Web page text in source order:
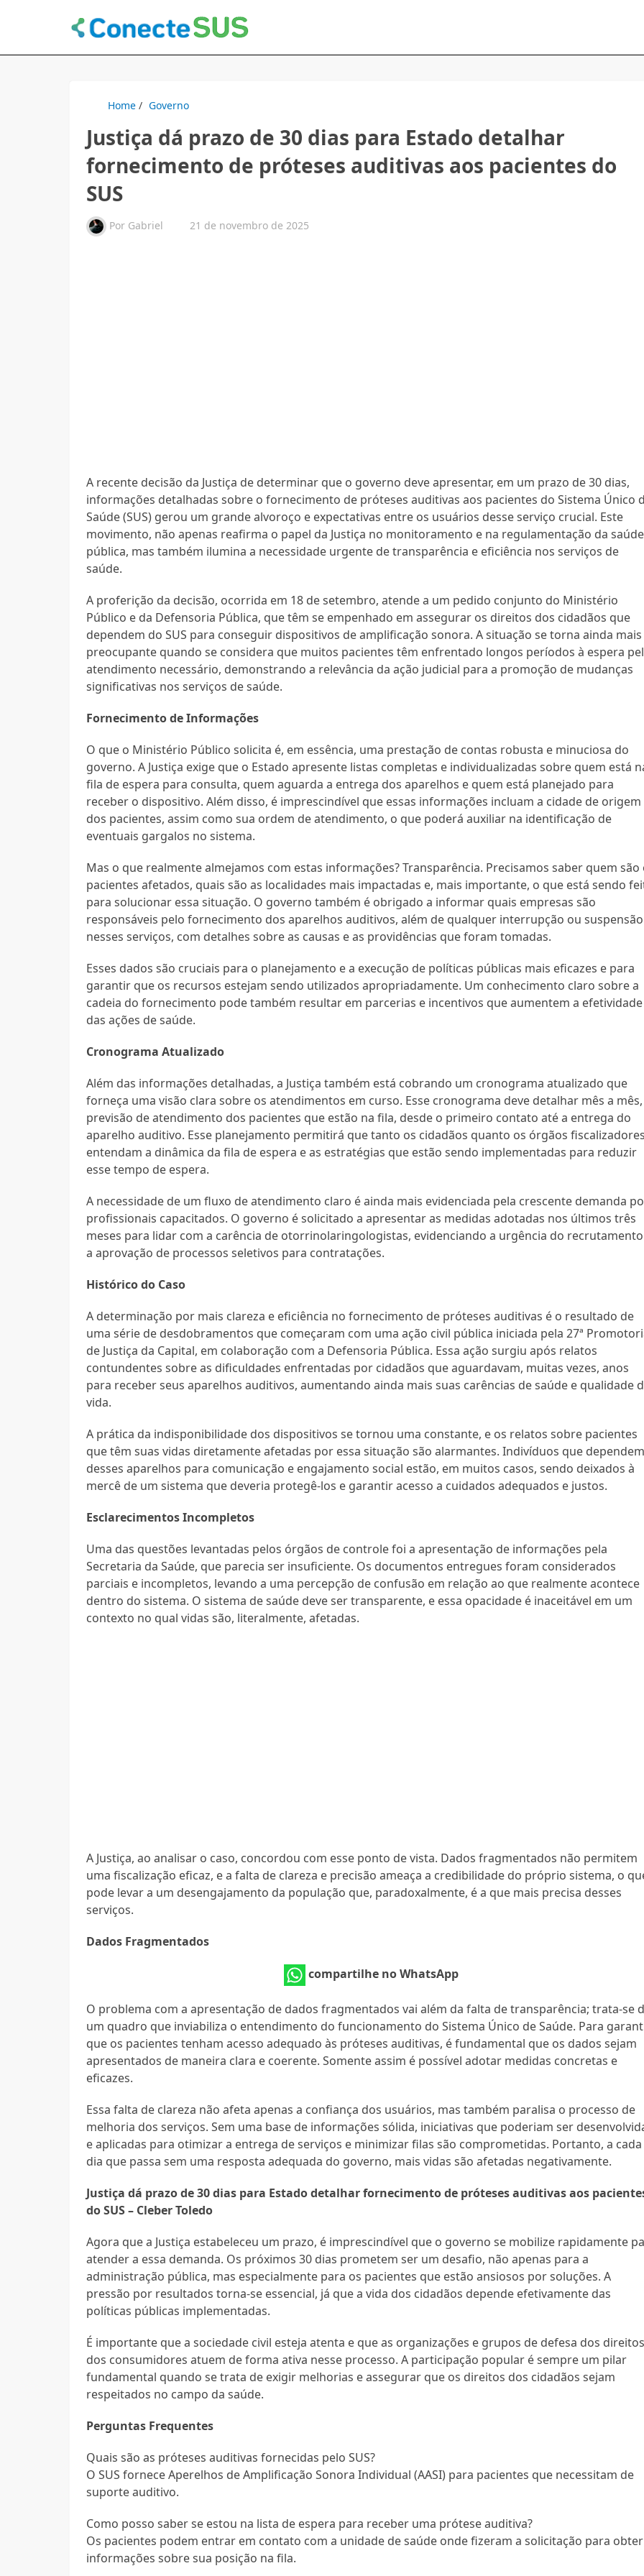
Home / Governo
Justiça dá prazo de 30 dias para Estado detalhar
fornecimento de próteses auditivas aos pacientes do
SUS
Por Gabriel 21 de novembro de 2025
A recente decisão da Justiça de determinar que o governo deve apresentar, em um prazo de 30 dias,
informações detalhadas sobre o fornecimento de próteses auditivas aos pacientes do Sistema Único
Saúde (SUS) gerou um grande alvoroço e expectativas entre os usuários desse serviço crucial. Este
movimento, não apenas reafirma o papel da Justiça no monitoramento e na regulamentação da saúde
pública, mas também ilumina a necessidade urgente de transparência e eficiência nos serviços de
saúde.
A proferição da decisão, ocorrida em 18 de setembro, atende a um pedido conjunto do Ministério
Público e da Defensoria Pública, que têm se empenhado em assegurar os direitos dos cidadãos que
dependem do SUS para conseguir dispositivos de amplificação sonora. A situação se torna ainda mais
preocupante quando se considera que muitos pacientes têm enfrentado longos períodos à espera
atendimento necessário, demonstrando a relevância da ação judicial para a promoção de mudanças
significativas nos serviços de saúde.
Fornecimento de Informações
O que o Ministério Público solicita é, em essência, uma prestação de contas robusta e minuciosa do
governo. A Justiça exige que o Estado apresente listas completas e individualizadas sobre quem está
fila de espera para consulta, quem aguarda a entrega dos aparelhos e quem está planejado para
receber o dispositivo. Além disso, é imprescindível que essas informações incluam a cidade de origem
dos pacientes, assim como sua ordem de atendimento, o que poderá auxiliar na identificação de
eventuais gargalos no sistema.
Mas o que realmente almejamos com estas informações? Transparência. Precisamos saber quem são
pacientes afetados, quais são as localidades mais impactadas e, mais importante, o que está sendo
para solucionar essa situação. O governo também é obrigado a informar quais empresas são
responsáveis pelo fornecimento dos aparelhos auditivos, além de qualquer interrupção ou suspensão
nesses serviços, com detalhes sobre as causas e as providências que foram tomadas.
Esses dados são cruciais para o planejamento e a execução de políticas públicas mais eficazes e para
garantir que os recursos estejam sendo utilizados apropriadamente. Um conhecimento claro sobre a
cadeia do fornecimento pode também resultar em parcerias e incentivos que aumentem a efetividade
das ações de saúde.
Cronograma Atualizado
Além das informações detalhadas, a Justiça também está cobrando um cronograma atualizado que
forneça uma visão clara sobre os atendimentos em curso. Esse cronograma deve detalhar mês a
previsão de atendimento dos pacientes que estão na fila, desde o primeiro contato até a entrega do
aparelho auditivo. Esse planejamento permitirá que tanto os cidadãos quanto os órgãos
entendam a dinâmica da fila de espera e as estratégias que estão sendo implementadas para reduzir
esse tempo de espera.
A necessidade de um fluxo de atendimento claro é ainda mais evidenciada pela crescente demanda
profissionais capacitados. O governo é solicitado a apresentar as medidas adotadas nos últimos três
meses para lidar com a carência de otorrinolaringologistas, evidenciando a urgência do
a aprovação de processos seletivos para contratações.
Histórico do Caso
A determinação por mais clareza e eficiência no fornecimento de próteses auditivas é o resultado de
uma série de desdobramentos que começaram com uma ação civil pública iniciada pela 27ª
de Justiça da Capital, em colaboração com a Defensoria Pública. Essa ação surgiu após relatos
contundentes sobre as dificuldades enfrentadas por cidadãos que aguardavam, muitas vezes, anos
para receber seus aparelhos auditivos, aumentando ainda mais suas carências de saúde e qualidade
vida.
A prática da indisponibilidade dos dispositivos se tornou uma constante, e os relatos sobre pacientes
que têm suas vidas diretamente afetadas por essa situação são alarmantes. Indivíduos que
desses aparelhos para comunicação e engajamento social estão, em muitos casos, sendo deixados à
mercê de um sistema que deveria protegê-los e garantir acesso a cuidados adequados e justos.
Esclarecimentos Incompletos
Uma das questões levantadas pelos órgãos de controle foi a apresentação de informações pela
Secretaria da Saúde, que parecia ser insuficiente. Os documentos entregues foram considerados
parciais e incompletos, levando a uma percepção de confusão em relação ao que realmente acontece
dentro do sistema. O sistema de saúde deve ser transparente, e essa opacidade é inaceitável em um
contexto no qual vidas são, literalmente, afetadas.
A Justiça, ao analisar o caso, concordou com esse ponto de vista. Dados fragmentados não permitem
uma fiscalização eficaz, e a falta de clareza e precisão ameaça a credibilidade do próprio sistema, o
pode levar a um desengajamento da população que, paradoxalmente, é a que mais precisa desses
serviços.
Dados Fragmentados
compartilhe no WhatsApp
O problema com a apresentação de dados fragmentados vai além da falta de transparência; trata-se
um quadro que inviabiliza o entendimento do funcionamento do Sistema Único de Saúde. Para
que os pacientes tenham acesso adequado às próteses auditivas, é fundamental que os dados sejam
apresentados de maneira clara e coerente. Somente assim é possível adotar medidas concretas e
eficazes.
Essa falta de clareza não afeta apenas a confiança dos usuários, mas também paralisa o processo de
melhoria dos serviços. Sem uma base de informações sólida, iniciativas que poderiam ser
e aplicadas para otimizar a entrega de serviços e minimizar filas são comprometidas. Portanto, a cada
dia que passa sem uma resposta adequada do governo, mais vidas são afetadas negativamente.
Justiça dá prazo de 30 dias para Estado detalhar fornecimento de próteses auditivas aos
do SUS – Cleber Toledo
Agora que a Justiça estabeleceu um prazo, é imprescindível que o governo se mobilize rapidamente
atender a essa demanda. Os próximos 30 dias prometem ser um desafio, não apenas para a
administração pública, mas especialmente para os pacientes que estão ansiosos por soluções. A
pressão por resultados torna-se essencial, já que a vida dos cidadãos depende efetivamente das
políticas públicas implementadas.
É importante que a sociedade civil esteja atenta e que as organizações e grupos de defesa dos
dos consumidores atuem de forma ativa nesse processo. A participação popular é sempre um pilar
fundamental quando se trata de exigir melhorias e assegurar que os direitos dos cidadãos sejam
respeitados no campo da saúde.
Perguntas Frequentes
Quais são as próteses auditivas fornecidas pelo SUS?
O SUS fornece Aperelhos de Amplificação Sonora Individual (AASI) para pacientes que necessitam de
suporte auditivo.
Como posso saber se estou na lista de espera para receber uma prótese auditiva?
Os pacientes podem entrar em contato com a unidade de saúde onde fizeram a solicitação para obter
informações sobre sua posição na fila.